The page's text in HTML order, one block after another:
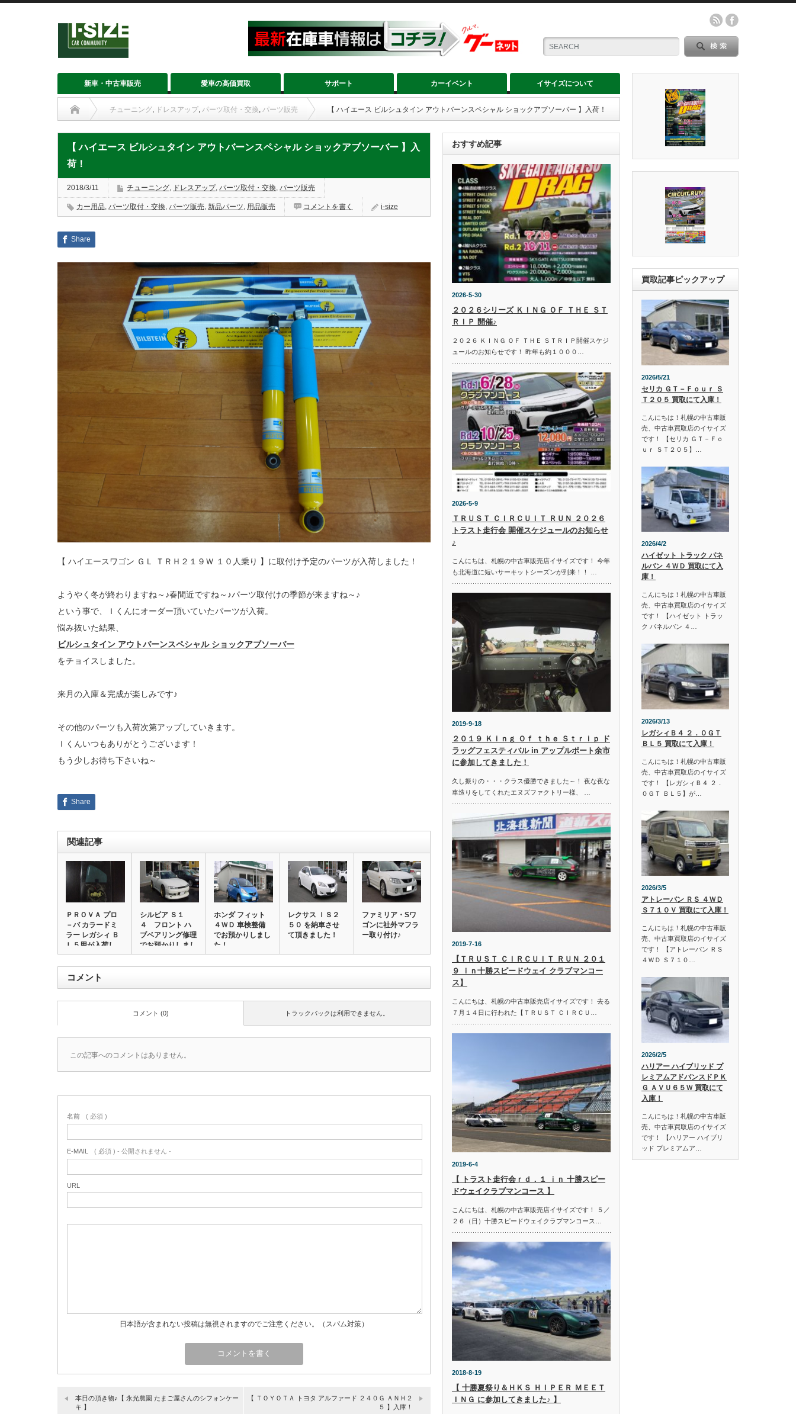
新車・中古車販売 愛車の高価買取 サポート カーイベント イサイズについて
チューニング, ドレスアップ, パーツ取付・交換, パーツ販売 【 ハイエース ビルシュタイン アウトバーンスペシャル ショックアブソーバー 】入荷！
【 ハイエース ビルシュタイン アウトバーンスペシャル ショックアブソーバー 】入
荷！
2018/3/11 チューニング, ドレスアップ, パーツ取付・交換, パーツ販売
カー用品, パーツ取付・交換, パーツ販売, 新品パーツ, 用品販売 コメントを書く i-size
Share
【 ハイエースワゴン ＧＬ ＴＲＨ２１９Ｗ １０人乗り 】に取付け予定のパーツが入荷しました！
ようやく冬が終わりますね～♪春間近ですね～♪パーツ取付けの季節が来ますね～♪
という事で、Ｉくんにオーダー頂いていたパーツが入荷。
悩み抜いた結果、
ビルシュタイン アウトバーンスペシャル ショックアブソーバー
をチョイスしました。
来月の入庫＆完成が楽しみです♪
その他のパーツも入荷次第アップしていきます。
Ｉくんいつもありがとうございます！
もう少しお待ち下さいね～
Share
関連記事
ＰＲＯＶＡ プロ
－バ カラードミ
ラー レガシィ Ｂ
Ｌ５用が入荷し…
シルビア Ｓ１
４ フロント ハ
ブベアリング修理
でお預かりしまし
た…
ホンダ フィット
４ＷＤ 車検整備
でお預かりしまし
た！
レクサス ＩＳ２
５０ を納車させ
て頂きました！
ファミリア・Sワ
ゴンに社外マフラ
ー取り付け♪
コメント
トラックバックは利用できません。
コメント (0)
この記事へのコメントはありません。
名前 ( 必須 )
E-MAIL ( 必須 ) - 公開されません -
URL
日本語が含まれない投稿は無視されますのでご注意ください。（スパム対策）
本日の頂き物♪【 永光農園 たまご屋さんのシフォンケー
キ 】
【 ＴＯＹＯＴＡ トヨタ アルファード ２４０Ｇ ＡＮＨ２
５ 】入庫！
おすすめ記事
2026-5-30
２０２６シリーズ ＫＩＮＧ ＯＦ ＴＨＥ ＳＴ
ＲＩＰ 開催♪
２０２６ ＫＩＮＧ ＯＦ ＴＨＥ ＳＴＲＩＰ開催スケジ
ュールのお知らせです！ 昨年も約１０００…
2026-5-9
ＴＲＵＳＴ ＣＩＲＣＵＩＴ ＲＵＮ ２０２６
トラスト走行会 開催スケジュールのお知らせ
♪
こんにちは、札幌の中古車販売店イサイズです！ 今年
も北海道に短いサーキットシーズンが到来！！ …
2019-9-18
２０１９ Ｋｉｎｇ Ｏｆ ｔｈｅ Ｓｔｒｉｐ ド
ラッグフェスティバル in アップルポート余市
に参加してきました！
久し振りの・・・クラス優勝できました～！ 夜な夜な
車造りをしてくれたエヌズファクトリー様、 …
2019-7-16
【ＴＲＵＳＴ ＣＩＲＣＵＩＴ ＲＵＮ ２０１
９ ｉｎ十勝スピードウェイ クラブマンコー
ス】
こんにちは、札幌の中古車販売店イサイズです！ 去る
７月１４日に行われた【ＴＲＵＳＴ ＣＩＲＣＵ…
2019-6-4
【 トラスト走行会ｒｄ．１ ｉｎ 十勝スピー
ドウェイクラブマンコース 】
こんにちは、札幌の中古車販売店イサイズです！ ５／
２６（日）十勝スピードウェイクラブマンコース…
2018-8-19
【 十勝夏祭り＆ＨＫＳ ＨＩＰＥＲ ＭＥＥＴ
ＩＮＧ に参加してきました♪ 】
買取記事ピックアップ
2026/5/21
セリカ ＧＴ－Ｆｏｕｒ Ｓ
Ｔ２０５ 買取にて入庫！
こんにちは！札幌の中古車販
売、中古車買取店のイサイズ
です！ 【セリカ ＧＴ－Ｆｏ
ｕｒ ＳＴ２０５】…
2026/4/2
ハイゼット トラック パネ
ルバン ４ＷＤ 買取にて入
庫！
こんにちは！札幌の中古車販
売、中古車買取店のイサイズ
です！ 【ハイゼット トラッ
ク パネルバン ４…
2026/3/13
レガシィＢ４ ２．０ＧＴ
ＢＬ５ 買取にて入庫！
こんにちは！札幌の中古車販
売、中古車買取店のイサイズ
です！ 【レガシィＢ４ ２．
０ＧＴ ＢＬ５】が…
2026/3/5
アトレーバン ＲＳ ４ＷＤ
Ｓ７１０Ｖ 買取にて入庫！
こんにちは！札幌の中古車販
売、中古車買取店のイサイズ
です！ 【アトレーバン ＲＳ
４ＷＤ Ｓ７１０…
2026/2/5
ハリアー ハイブリッド プ
レミアムアドバンスドＰＫ
Ｇ ＡＶＵ６５Ｗ 買取にて
入庫！
こんにちは！札幌の中古車販
売、中古車買取店のイサイズ
です！ 【ハリアー ハイブリ
ッド プレミアムア…